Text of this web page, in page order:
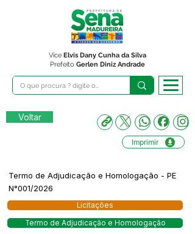
Prefeito Gerlen Diniz Andrade
Vice Elvis Dany Cunha da Silva
Voltar
Imprimir
Termo de Adjudicação e Homologação - PE
N°001/2026
Licitações
Termo de Adjudicação e Homologação